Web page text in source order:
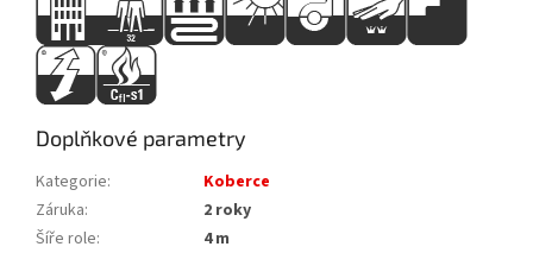
Doplňkové parametry
Kategorie:
Koberce
Záruka:
2 roky
Šíře role:
4 m